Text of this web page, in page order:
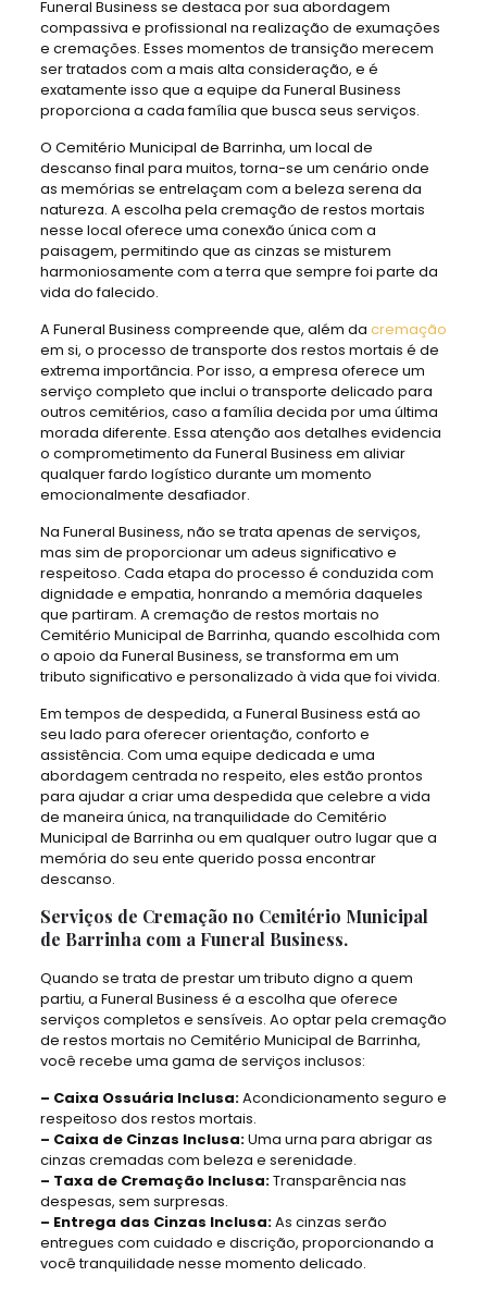
Funeral Business se destaca por sua abordagem
compassiva e profissional na realização de exumações
e cremações. Esses momentos de transição merecem
ser tratados com a mais alta consideração, e é
exatamente isso que a equipe da Funeral Business
proporciona a cada família que busca seus serviços.
O Cemitério Municipal de Barrinha, um local de
descanso final para muitos, torna-se um cenário onde
as memórias se entrelaçam com a beleza serena da
natureza. A escolha pela cremação de restos mortais
nesse local oferece uma conexão única com a
paisagem, permitindo que as cinzas se misturem
harmoniosamente com a terra que sempre foi parte da
vida do falecido.
A Funeral Business compreende que, além da cremação
em si, o processo de transporte dos restos mortais é de
extrema importância. Por isso, a empresa oferece um
serviço completo que inclui o transporte delicado para
outros cemitérios, caso a família decida por uma última
morada diferente. Essa atenção aos detalhes evidencia
o comprometimento da Funeral Business em aliviar
qualquer fardo logístico durante um momento
emocionalmente desafiador.
Na Funeral Business, não se trata apenas de serviços,
mas sim de proporcionar um adeus significativo e
respeitoso. Cada etapa do processo é conduzida com
dignidade e empatia, honrando a memória daqueles
que partiram. A cremação de restos mortais no
Cemitério Municipal de Barrinha, quando escolhida com
o apoio da Funeral Business, se transforma em um
tributo significativo e personalizado à vida que foi vivida.
Em tempos de despedida, a Funeral Business está ao
seu lado para oferecer orientação, conforto e
assistência. Com uma equipe dedicada e uma
abordagem centrada no respeito, eles estão prontos
para ajudar a criar uma despedida que celebre a vida
de maneira única, na tranquilidade do Cemitério
Municipal de Barrinha ou em qualquer outro lugar que a
memória do seu ente querido possa encontrar
descanso.
Serviços de Cremação no Cemitério Municipal
de Barrinha com a Funeral Business.
Quando se trata de prestar um tributo digno a quem
partiu, a Funeral Business é a escolha que oferece
serviços completos e sensíveis. Ao optar pela cremação
de restos mortais no Cemitério Municipal de Barrinha,
você recebe uma gama de serviços inclusos:
– Caixa Ossuária Inclusa:Acondicionamento seguro e
respeitoso dos restos mortais.
– Caixa de Cinzas Inclusa:Uma urna para abrigar as
cinzas cremadas com beleza e serenidade.
– Taxa de Cremação Inclusa:Transparência nas
despesas, sem surpresas.
– Entrega das Cinzas Inclusa:As cinzas serão
entregues com cuidado e discrição, proporcionando a
você tranquilidade nesse momento delicado.